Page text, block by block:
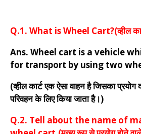
Q.1. What is Wheel Cart?(व्हील
Ans. Wheel cart is a vehicle
for transport by using two
(व्हील कार्ट एक ऐसा वाहन है जिसका प्रयोग
परिवहन के लिए किया जाता है।)
Q.2. Tell about the name of